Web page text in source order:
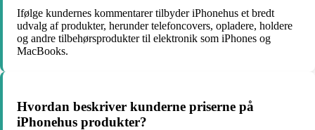
Ifølge kundernes kommentarer tilbyder iPhonehus et bredt
udvalg af produkter, herunder telefoncovers, opladere, holdere
og andre tilbehørsprodukter til elektronik som iPhones og
MacBooks.
Hvordan beskriver kunderne priserne på
iPhonehus produkter?